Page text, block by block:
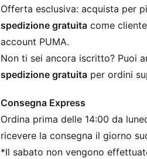
SOFTFOAM+: comoda soletta
una morbida ammortizzazione
Larghezza regolare
Materiale sintetico
Suola in gomma
Striscia PUMA Formstrip sui lati
Loghi PUMA
Offerta esclusiva: acquista per
spedizione gratuita come
account PUMA.
Non ti sei ancora iscritto? Puoi
spedizione gratuita per ordini
Consegna Express
Ordina prima delle 14:00 da
ricevere la consegna il giorno
*Il sabato non vengono